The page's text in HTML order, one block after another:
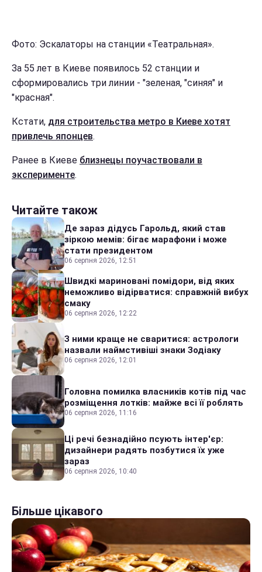
Фото: Эскалаторы на станции «Театральная».
За 55 лет в Киеве появилось 52 станции и
сформировались три линии - "зеленая, "синяя" и
"красная".
Кстати, для строительства метро в Киеве хотят
привлечь японцев.
Ранее в Киеве близнецы поучаствовали в
эксперименте.
Читайте також
Де зараз дідусь Гарольд, який став
зіркою мемів: бігає марафони і може
стати президентом
06 серпня 2026, 12:51
Швидкі мариновані помідори, від яких
неможливо відірватися: справжній вибух
смаку
06 серпня 2026, 12:22
З ними краще не сваритися: астрологи
назвали наймстивіші знаки Зодіаку
06 серпня 2026, 12:01
Головна помилка власників котів під час
розміщення лотків: майже всі її роблять
06 серпня 2026, 11:16
Ці речі безнадійно псують інтер'єр:
дизайнери радять позбутися їх уже
зараз
06 серпня 2026, 10:40
Більше цікавого